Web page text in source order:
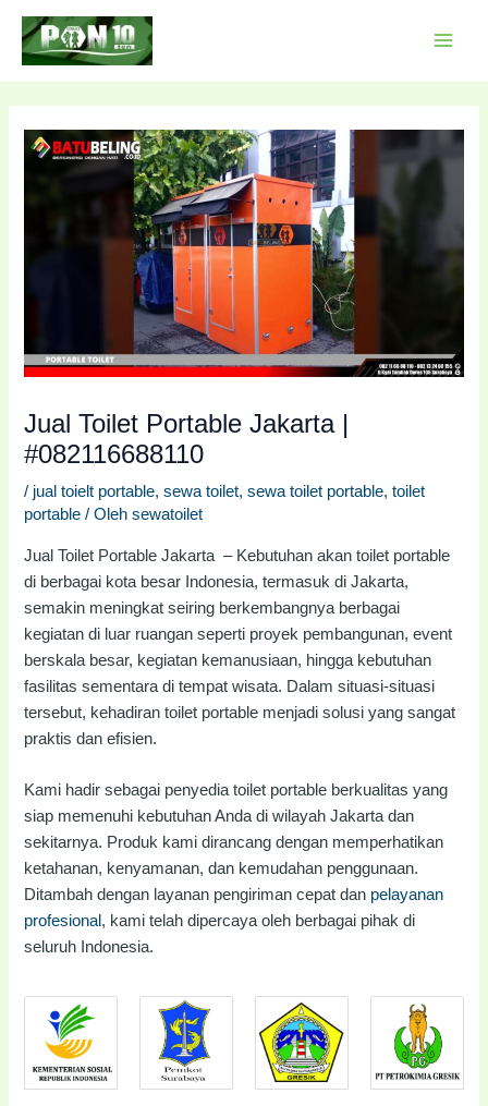
konten
Jual Toilet Portable Jakarta |
#082116688110
/ jual toielt portable,sewa toilet,sewa toilet portable,toilet
portable / Olehsewatoilet
Jual Toilet Portable Jakarta – Kebutuhan akan toilet portable
di berbagai kota besar Indonesia, termasuk di Jakarta,
semakin meningkat seiring berkembangnya berbagai
kegiatan di luar ruangan seperti proyek pembangunan, event
berskala besar, kegiatan kemanusiaan, hingga kebutuhan
fasilitas sementara di tempat wisata. Dalam situasi-situasi
tersebut, kehadiran toilet portable menjadi solusi yang sangat
praktis dan efisien.
Kami hadir sebagai penyedia toilet portable berkualitas yang
siap memenuhi kebutuhan Anda di wilayah Jakarta dan
sekitarnya. Produk kami dirancang dengan memperhatikan
ketahanan, kenyamanan, dan kemudahan penggunaan.
Ditambah dengan layanan pengiriman cepat dan pelayanan
profesional , kami telah dipercaya oleh berbagai pihak di
seluruh Indonesia.
navigation